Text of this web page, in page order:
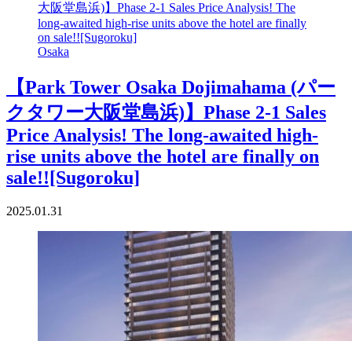
Osaka
【Park Tower Osaka Dojimahama (パー
クタワー大阪堂島浜)】Phase 2-1 Sales
Price Analysis! The long-awaited high-
rise units above the hotel are finally on
sale!![Sugoroku]
2025.01.31